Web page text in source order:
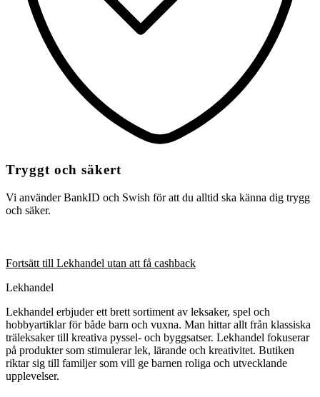
Tryggt och säkert
Vi använder BankID och Swish för att du alltid ska känna dig trygg
och säker.
Fortsätt till Lekhandel utan att få cashback
Lekhandel
Lekhandel erbjuder ett brett sortiment av leksaker, spel och
hobbyartiklar för både barn och vuxna. Man hittar allt från klassiska
träleksaker till kreativa pyssel- och byggsatser. Lekhandel fokuserar
på produkter som stimulerar lek, lärande och kreativitet. Butiken
riktar sig till familjer som vill ge barnen roliga och utvecklande
upplevelser.